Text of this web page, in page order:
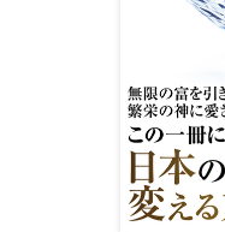
DVD・
雑貨
外国語